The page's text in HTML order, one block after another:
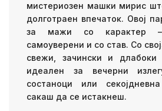
мистериозен машки мирис
долготраен впечаток. Овој
за мажи со карактер –
самоуверени и со став. Со
свежи, зачински и
идеален за вечерни
состаноци или
сакаш да се истакнеш.